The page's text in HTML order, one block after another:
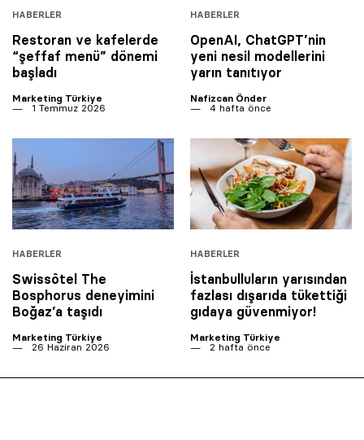
HABERLER
Restoran ve kafelerde
“şeffaf menü” dönemi
başladı
Marketing Türkiye
1 Temmuz 2026
HABERLER
OpenAI, ChatGPT’nin
yeni nesil modellerini
yarın tanıtıyor
Nafizcan Önder
4 hafta önce
HABERLER
Swissôtel The
Bosphorus deneyimini
Boğaz’a taşıdı
Marketing Türkiye
26 Haziran 2026
HABERLER
İstanbulluların yarısından
fazlası dışarıda tükettiği
gıdaya güvenmiyor!
Marketing Türkiye
2 hafta önce